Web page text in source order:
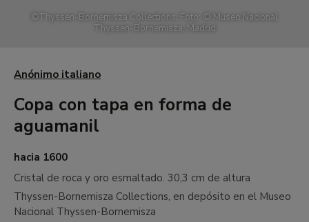
©Thyssen-Bornemisza Collections. Foto: © Museo Nacional
Thyssen-Bornemisza, Madrid
Anónimo italiano
Copa con tapa en forma de
aguamanil
hacia 1600
Cristal de roca y oro esmaltado. 30,3 cm de altura
Thyssen-Bornemisza Collections, en depósito en el Museo
Nacional Thyssen-Bornemisza